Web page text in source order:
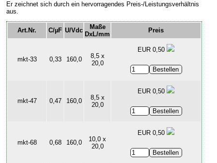
Er zeichnet sich durch ein hervorragendes Preis-/Leistungsverhältnis
aus.
Art.Nr. C/µF U/Vdc
Maße
DxL/mm
Preis
mkt-33 0,33 160,0
8,5 x
20,0
EUR 0,50
mkt-47 0,47 160,0
8,5 x
20,0
EUR 0,50
mkt-68 0,68 160,0
10,0 x
20,0
EUR 0,50